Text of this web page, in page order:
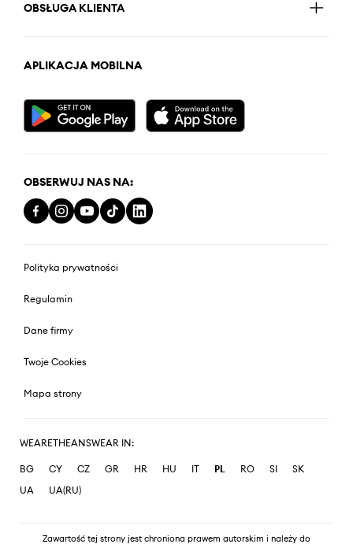
OBSŁUGA KLIENTA
APLIKACJA MOBILNA
OBSERWUJ NAS NA:
Polityka prywatności
Regulamin
Dane firmy
Twoje Cookies
Mapa strony
WEARETHEANSWEAR IN:
BG CY CZ GR HR HU IT PL RO SI
SK
UA
UA(RU)
Zawartość tej strony jest chroniona prawem autorskim i należy do